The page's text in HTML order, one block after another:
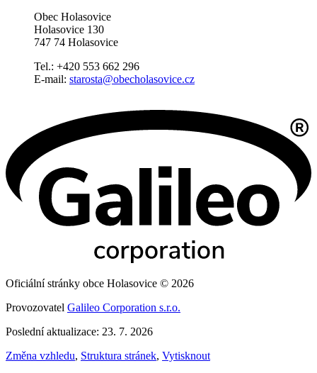
Obec Holasovice
Holasovice 130
747 74 Holasovice
Tel.: +420 553 662 296
E-mail: starosta@obecholasovice.cz
Oficiální stránky obce Holasovice © 2026
Provozovatel Galileo Corporation s.r.o.
Poslední aktualizace: 23. 7. 2026
Změna vzhledu, Struktura stránek, Vytisknout